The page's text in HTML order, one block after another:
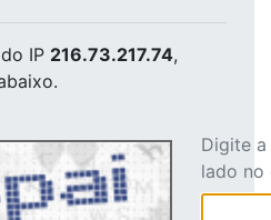
do IP 216.73.217.74,
Digite
lado no